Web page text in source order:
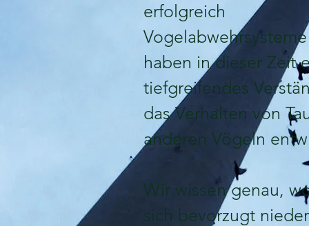
erfolgreich
haben in dieser Zeit
tiefgreifendes
das Verhalten von
anderen Vögeln
Wir wissen genau,
sich bevorzugt